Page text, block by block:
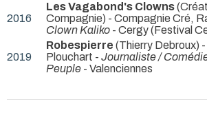
2016
Les Vagabond's Clowns
Compagnie) - Compagnie Cré,
Clown Kaliko - Cergy (Festival
2019
Robespierre (Thierry Debroux)
Plouchart - Journaliste /
Peuple - Valenciennes